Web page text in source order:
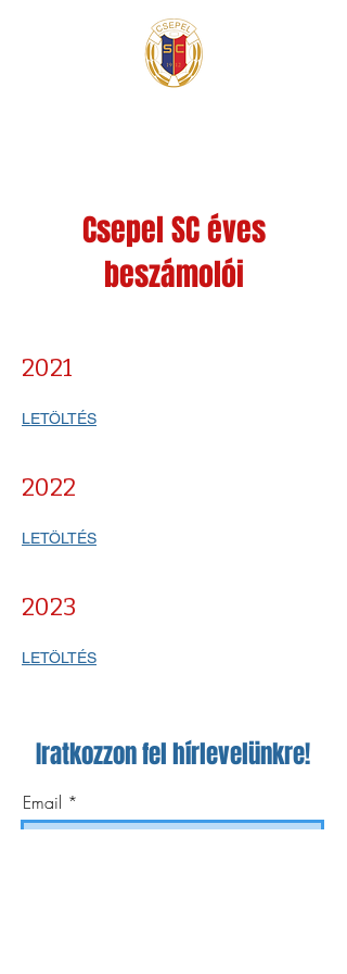
Csepel SC éves
beszámolói
2021
LETÖLTÉS
2022
LETÖLTÉS
2023
LETÖLTÉS
Iratkozzon fel hírlevelünkre!
Email